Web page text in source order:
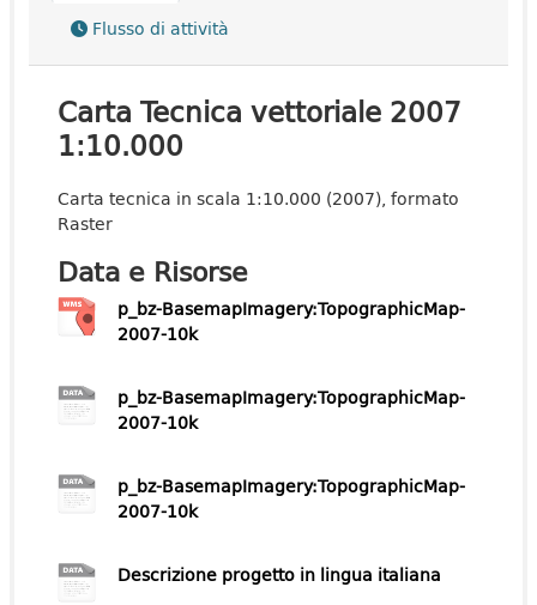
Flusso di attività
Carta Tecnica vettoriale 2007
1:10.000
Carta tecnica in scala 1:10.000 (2007), formato
Raster
Data e Risorse
p_bz-BasemapImagery:TopographicMap-
2007-10k
p_bz-BasemapImagery:TopographicMap-
2007-10k
p_bz-BasemapImagery:TopographicMap-
2007-10k
Descrizione progetto in lingua italiana